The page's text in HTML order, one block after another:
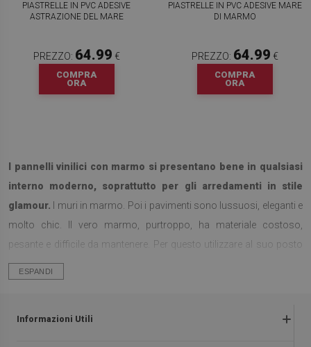
PIASTRELLE IN PVC ADESIVE
ASTRAZIONE DEL MARE
PREZZO: 64.99 €
COMPRA
ORA
PIASTRELLE IN PVC ADESIVE MARE
DI MARMO
PREZZO: 64.99 €
COMPRA
ORA
I pannelli vinilici con marmo si presentano bene in qualsiasi
interno moderno, soprattutto per gli arredamenti in stile
glamour. I muri in marmo. Poi i pavimenti sono lussuosi, eleganti e
molto chic. Il vero marmo, purtroppo, ha materiale costoso,
pesante e difficile da mantenere. Per questo utilizzare al suo posto
delle piastrelle autoadesive per pavimento è una soluzione molto
pratica. Visivamente le piastrelle in PVC imitano perfettamente quelle
naturali, le quali da lontano possono assomigliare al vero marmo. I
ESPANDI
Informazioni Utili